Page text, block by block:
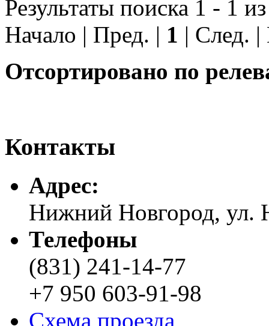
Результаты поиска 1 - 1
Начало | Пред. | 1 | След.
Отсортировано по
Контакты
Адреc:
Нижний Новгород, ул.
Телефоны
(831) 241-14-77
+7 950 603-91-98
Схема проезда